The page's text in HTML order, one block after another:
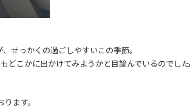
せっかくの過ごしやすいこの季節。
どこかに出かけてみようかと目論んでいるのでした
ます。